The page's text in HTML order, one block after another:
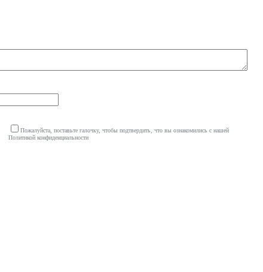
Пожалуйста, поставьте галочку, чтобы подтвердить, что вы ознакомились с нашей
Политикой конфиденциальности